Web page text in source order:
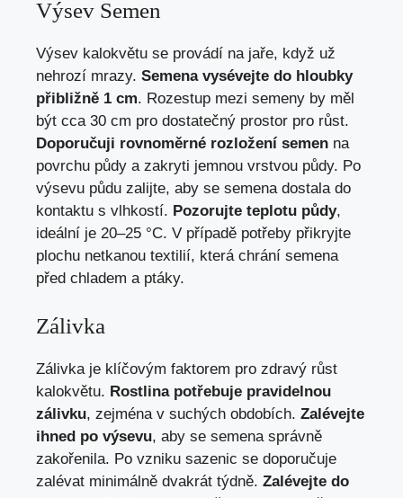
Výsev Semen
Výsev kalokvětu se provádí na jaře, když už
nehrozí mrazy. Semena vysévejte do hloubky
přibližně 1 cm. Rozestup mezi semeny by měl
být cca 30 cm pro dostatečný prostor pro růst.
Doporučuji rovnoměrné rozložení semen na
povrchu půdy a zakryti jemnou vrstvou půdy. Po
výsevu půdu zalijte, aby se semena dostala do
kontaktu s vlhkostí. Pozorujte teplotu půdy,
ideální je 20–25 °C. V případě potřeby přikryjte
plochu netkanou textilií, která chrání semena
před chladem a ptáky.
Zálivka
Zálivka je klíčovým faktorem pro zdravý růst
kalokvětu. Rostlina potřebuje pravidelnou
zálivku, zejména v suchých obdobích. Zalévejte
ihned po výsevu, aby se semena správně
zakořenila. Po vzniku sazenic se doporučuje
zalévat minimálně dvakrát týdně. Zalévejte do